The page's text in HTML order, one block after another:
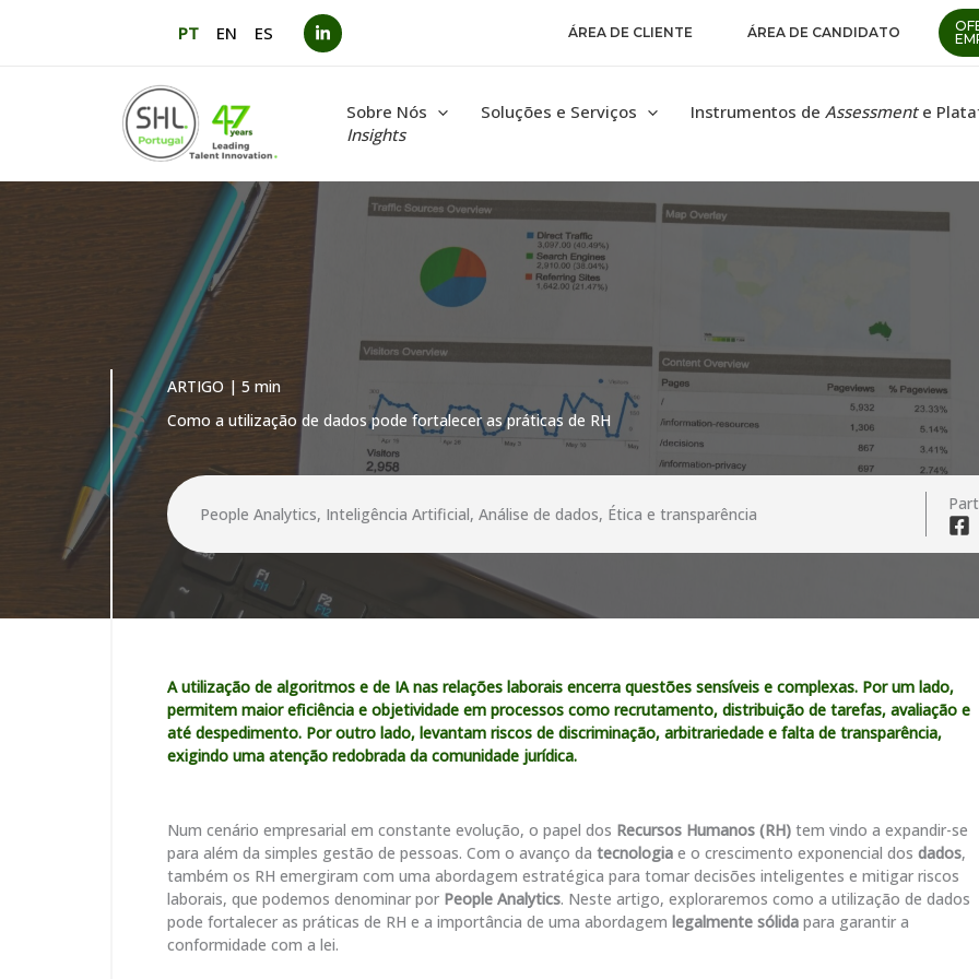
PT EN ES ÁREA DE CLIENTE ÁREA DE CANDIDATO
Sobre Nós Soluções e Serviços Instrumentos deAssessmente
Insights
ARTIGO | 5 min
Como a utilização de dados pode fortalecer as práticas de RH
People Analytics, Inteligência Artificial, Análise de dados, Ética e transparência
A utilização de algoritmos e de IA nas relações laborais encerra questões sensíveis e complexas. Por um lado,
permitem maior eficiência e objetividade em processos como recrutamento, distribuição de tarefas, avaliação e
até despedimento. Por outro lado, levantam riscos de discriminação, arbitrariedade e falta de transparência,
exigindo uma atenção redobrada da comunidade jurídica.
Num cenário empresarial em constante evolução, o papel dos Recursos Humanos (RH)tem vindo a expandir-se
para além da simples gestão de pessoas. Com o avanço da tecnologiae o crescimento exponencial dos dados,
também os RH emergiram com uma abordagem estratégica para tomar decisões inteligentes e mitigar riscos
laborais, que podemos denominar por People Analytics. Neste artigo, exploraremos como a utilização de dados
pode fortalecer as práticas de RH e a importância de uma abordagem legalmente sólidapara garantir a
conformidade com a lei.